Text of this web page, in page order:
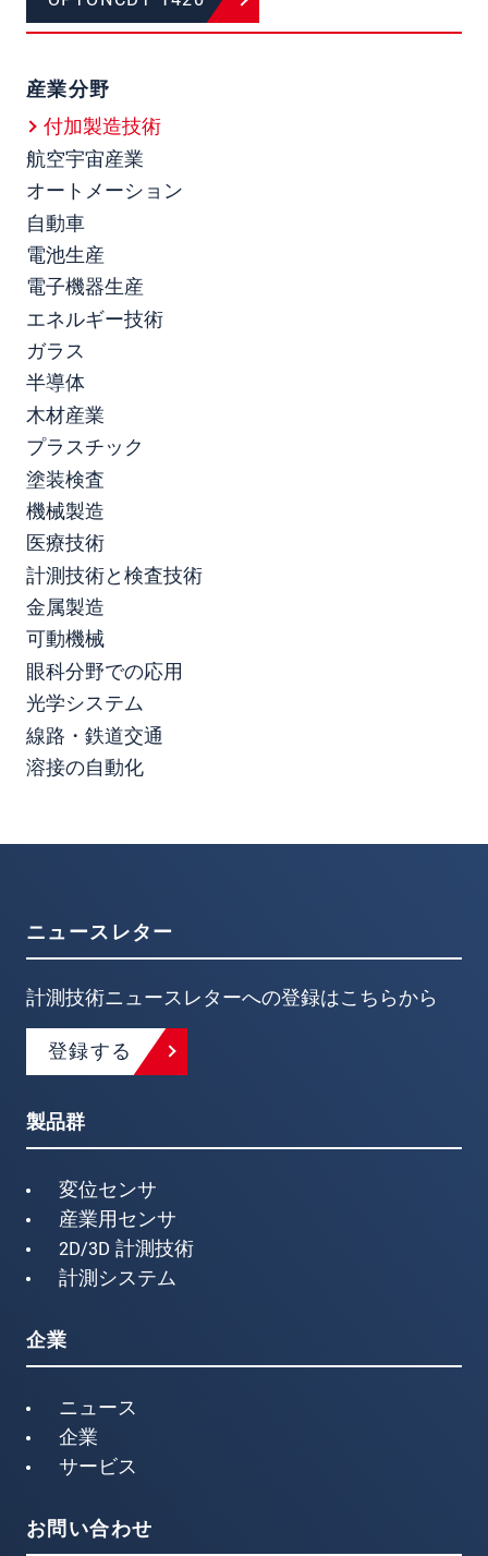
産業分野
付加製造技術
航空宇宙産業
オートメーション
自動車
電池生産
電子機器生産
エネルギー技術
ガラス
半導体
木材産業
プラスチック
塗装検査
機械製造
医療技術
計測技術と検査技術
金属製造
可動機械
眼科分野での応用
光学システム
線路・鉄道交通
溶接の自動化
ニュースレター
計測技術ニュースレターへの登録はこちらから
登録する
製品群
変位センサ
産業用センサ
2D/3D 計測技術
計測システム
企業
ニュース
企業
サービス
お問い合わせ